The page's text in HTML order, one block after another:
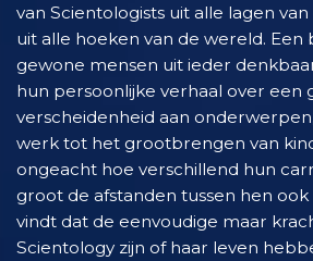
van Scientologists uit alle lagen
uit alle hoeken van de wereld. Een
gewone mensen uit ieder
hun persoonlijke verhaal over een
verscheidenheid aan
werk tot het grootbrengen van
ongeacht hoe verschillend hun
groot de afstanden tussen hen ook
vindt dat de eenvoudige maar
Scientology zijn of haar leven